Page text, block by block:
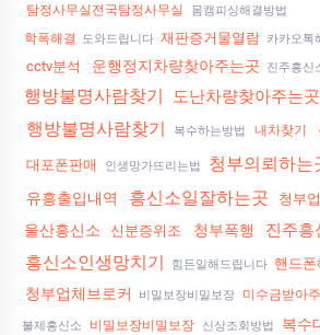
탐정사무실전국탐정사무실 몸캠피싱해결방법
학폭해결 도와드립니다 재판증거물열람 카카오톡
cctv분석 운행정지차량찾아주는곳 진주흥신
행방불명사람찾기 도난차량찾아주는곳
행방불명사람찾기 복수하는방법 내차찾기
대포폰판매 인생망가뜨리는법 청부의뢰하는
유흥출입내역 흥신소일잘하는곳 청부
울산흥신소 신분증위조 청부폭행 진주흥
흥신소인생망치기 힘든일해드립니다 핸드폰
청부업체브로커 비밀보장비밀보장 미수금받아
불제흥신소 비밀보장비밀보장 신상조회방법 복수